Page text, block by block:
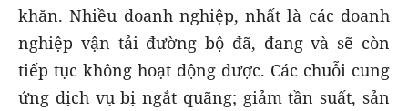
khăn. Nhiều doanh nghiệp, nhất là các doanh
nghiệp vận tải đường bộ đã, đang và sẽ còn
tiếp tục không hoạt động được. Các chuỗi cung
ứng dịch vụ bị ngắt quãng; giảm tần suất, sản